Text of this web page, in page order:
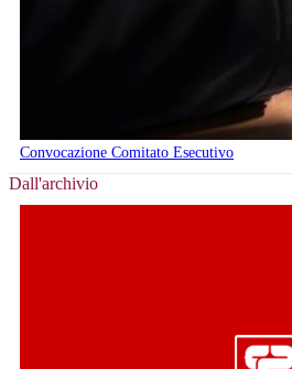
Convocazione Comitato Esecutivo
Dall'archivio